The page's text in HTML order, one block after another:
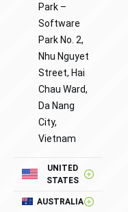
Park –
Software
Park No. 2,
Nhu Nguyet
Street, Hai
Chau Ward,
Da Nang
City,
Vietnam
UNITED
STATES
AUSTRALIA